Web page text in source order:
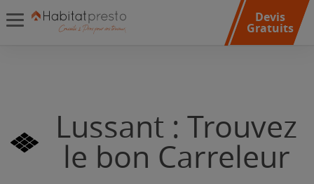
Devis
Gratuits
Lussant : Trouvez
le bon Carreleur